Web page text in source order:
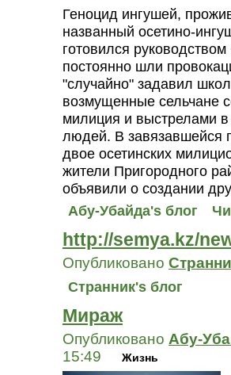
Геноцид ингушей,
названный осетино-
готовился
постоянно шли
"случайно" задавил
возмущенные сельчане
милиция и выстрелами в
людей. В завязавшейся
двое осетинских
жители Пригородного
объявили о создании
Абу-Убайда's блог
http://semya.kz/
Опубликовано
Странник's блог
Мираж
Опубликовано Абу-
15:49
Жизнь